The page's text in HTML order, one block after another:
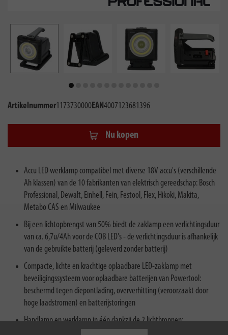
Artikelnummer1173730000EAN4007123681396
Nu kopen
Accu LED werklamp compatibel met diverse 18V accu's (verschillende
Ah klassen) van de 10 fabrikanten van elektrisch gereedschap: Bosch
Professional, Dewalt, Einhell, Fein, Festool, Flex, Hikoki, Makita,
Metabo CAS en Milwaukee
Bij een lichtopbrengst van 50% biedt de zaklamp een verlichtingsduur
van ca. 6,7u/4Ah voor de COB LED's - de verlichtingsduur is afhankelijk
van de gebruikte batterij (geleverd zonder batterij)
Compacte, lichte en krachtige oplaadbare LED-zaklamp met
beveiligingssysteem voor oplaadbare batterijen van Powertool:
beschermd tegen diepontlading, oververhitting (veroorzaakt door
hoge laadstromen) en batterijstoringen
Handlamp en werklamp in één dankzij de 2 lichtbronnen: